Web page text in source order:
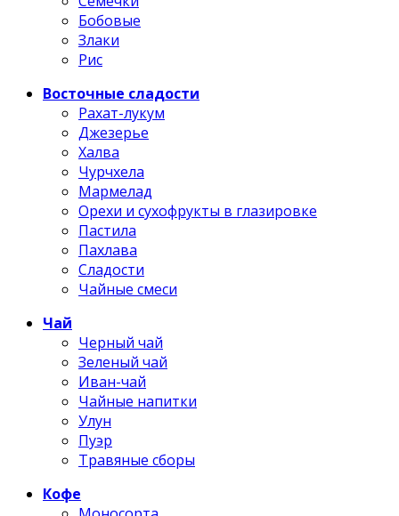
Бобовые
Злаки
Рис
Восточные сладости
Рахат-лукум
Джезерье
Халва
Чурчхела
Мармелад
Орехи и сухофрукты в глазировке
Пастила
Пахлава
Сладости
Чайные смеси
Чай
Черный чай
Зеленый чай
Иван-чай
Чайные напитки
Улун
Пуэр
Травяные сборы
Кофе